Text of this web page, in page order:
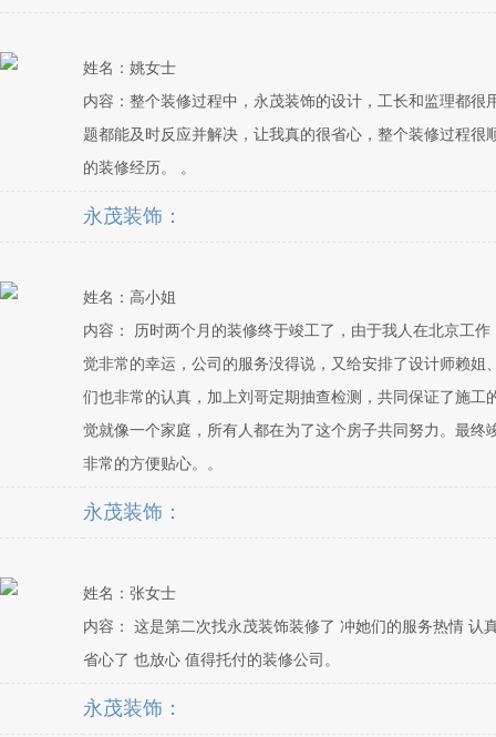
姓名：姚女士
内容：整个装修过程中，永茂装饰的设计，工长和监理都
题都能及时反应并解决，让我真的很省心，整个装修过程
的装修经历。 。
永茂装饰：
姓名：高小姐
内容： 历时两个月的装修终于竣工了，由于我人在北京工
觉非常的幸运，公司的服务没得说，又给安排了设计师赖
们也非常的认真，加上刘哥定期抽查检测，共同保证了施
觉就像一个家庭，所有人都在为了这个房子共同努力。最
非常的方便贴心。。
永茂装饰：
姓名：张女士
内容： 这是第二次找永茂装饰装修了 冲她们的服务热情
省心了 也放心 值得托付的装修公司。
永茂装饰：